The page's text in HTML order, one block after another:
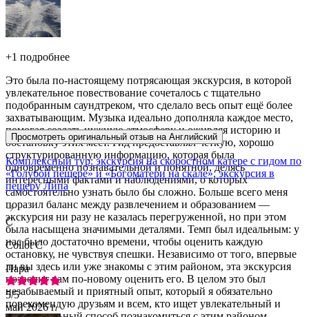
+1 подробнее
Это была по-настоящему потрясающая экскурсия, в которой
увлекательное повествование сочеталось с тщательно
подобранным саундтреком, что сделало весь опыт ещё более
захватывающим. Музыка идеально дополняла каждое место,
помогая создать нужную атмосферу и оживляя историю и
обстановку этих мест. Гид предоставлял чёткую, хорошо
структурированную информацию, которая была
одновременно познавательной и понятной, делясь
интересными фактами и наблюдениями, о которых
самостоятельно узнать было бы сложно. Больше всего меня
поразил баланс между развлечением и образованием —
экскурсия ни разу не казалась перегруженной, но при этом
была насыщена значимыми деталями. Темп был идеальным: у
нас было достаточно времени, чтобы оценить каждую
остановку, не чувствуя спешки. Независимо от того, впервые
ли вы здесь или уже знакомы с этим районом, эта экскурсия
позволит вам по-новому оценить его. В целом это был
незабываемый и приятный опыт, который я обязательно
порекомендую друзьям и всем, кто ищет увлекательный и
Просмотреть оригинальный отзыв на Английский
Комплексный тур: экскурсия на скоростном катере с гидом по
«Голубой пещере» и «Богоматери на скале», экскурсия в
пещеру Липа
C
Collot C
Пара
5/5
май 2026 г.